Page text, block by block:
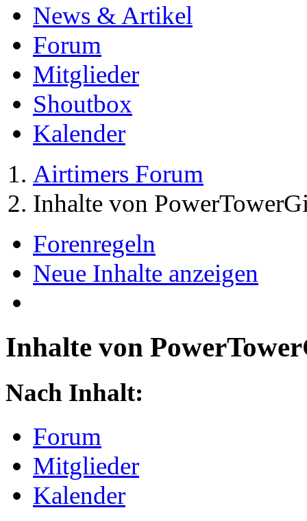
News & Artikel
Forum
Mitglieder
Shoutbox
Kalender
Airtimers Forum
Inhalte von
Forenregeln
Neue Inhalte anzeigen
Inhalte von
Nach Inhalt:
Forum
Mitglieder
Kalender